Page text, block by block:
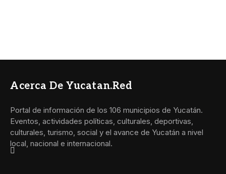
Acerca De Yucatan.red
Portal de información de los 106 municipios de Yucatán.
Eventos, actividades políticas, culturales, deportivas,
culturales, turismo, social y el avance de Yucatán a nivel
local, nacional e internacional.